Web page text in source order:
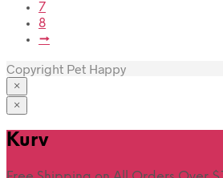
7
8
→
Copyright Pet Happy
×
×
Hjem
Kurv